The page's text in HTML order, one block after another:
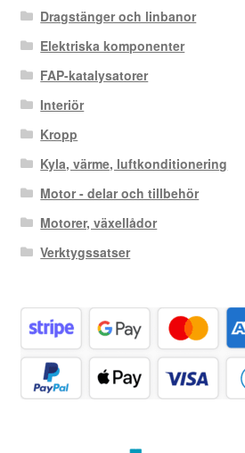
Dragstänger och linbanor
Elektriska komponenter
FAP-katalysatorer
Interiör
Kropp
Kyla, värme, luftkonditionering
Motor - delar och tillbehör
Motorer, växellådor
Verktygssatser